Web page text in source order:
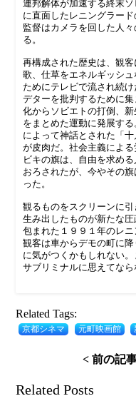
連邦解体が加速する終末
に直面したレニングラー
監督はカメラを回した人
る。
再構成された歴史は、観
歌、仕草をエネルギッシ
ためにテレビで流され続
デターを批判するために
化からソビエトの打倒、
をまとめた運動に発展す
によって神話とされた「
が皮肉だ。社会主義によ
ビキの旗は、自由を求め
おろされたが、今やその
った。
観るものをスクリーンに
生み出したものが新たな
包まれた１９９１年のレ
観客は車からデモの町に
に気がつくかもしれない
サブリミナルに思えてなら
Related Tags:
京都シネマ 元町映画館
< 前の記
Related Posts